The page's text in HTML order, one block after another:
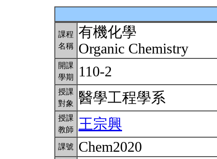
課程
名稱
有機化學
Organic Chemistry
開課
學期
110-2
授課
對象
醫學工程學系
授課
教師
王宗興
課號 Chem2020